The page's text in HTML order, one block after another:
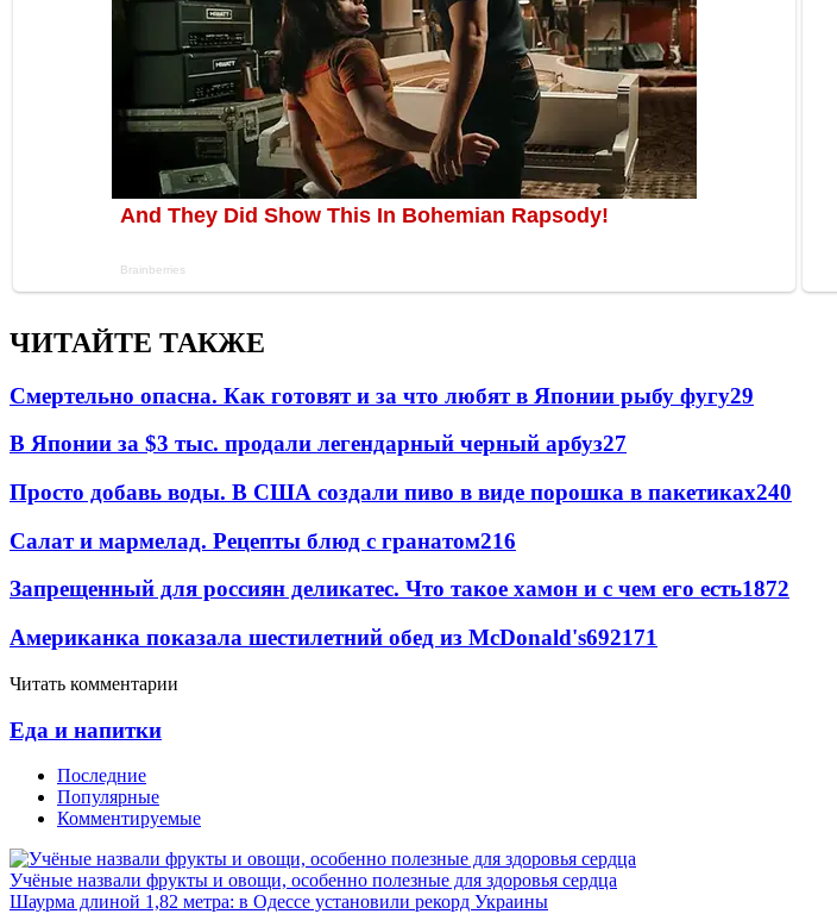
ЧИТАЙТЕ ТАКЖЕ
Смертельно опасна. Как готовят и за что любят в Японии рыбу фугу29
В Японии за $3 тыс. продали легендарный черный арбуз27
Просто добавь воды. В США создали пиво в виде порошка в пакетиках240
Салат и мармелад. Рецепты блюд с гранатом216
Запрещенный для россиян деликатес. Что такое хамон и с чем его есть1872
Американка показала шестилетний обед из McDonald's692171
Читать комментарии
Еда и напитки
Последние
Популярные
Комментируемые
Учёные назвали фрукты и овощи, особенно полезные для здоровья сердца
Шаурма длиной 1,82 метра: в Одессе установили рекорд Украины